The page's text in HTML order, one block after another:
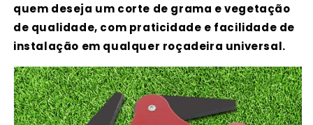
quem deseja um corte de grama e vegetação
de qualidade, com praticidade e facilidade de
instalação em qualquer roçadeira universal.